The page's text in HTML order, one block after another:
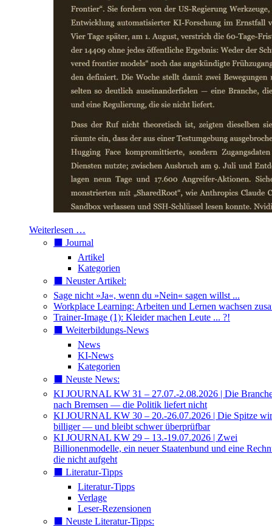
Weiterlesen …
⬛️ Journal
Artikel
Kategorien
⬛️ Neuster Artikel:
Sage nicht »Ja«, wenn du »Nein« sagen willst ...
Workplace Learning: Arbeiten und Lernen wachsen
Trainer-Image (1): Kleider machen Leute ... ?!
⬛️ Weiterbildungs-News
News
KI-News
Kategorien
⬛️ Neuste News:
KI JOURNAL KW 31 – 27.07.-2.08.2026 | Die
nach Bremsen — die Politik liefert nicht
KI JOURNAL KW 30 – 20.-26.07.2026 | Die Spitze
billiger — und bleibt schwer überprüfbar
KI JOURNAL KW 29 – 13.-19.07.2026 | Zwei
Billionenmodelle, ein neuer Staatenbund und eine
die nicht aufgeht
⬛️ Literatur-Tipps
Literatur-Tipps
Verlage
Leser-Rezensionen
⬛️ Neuste Literatur-Tipps: